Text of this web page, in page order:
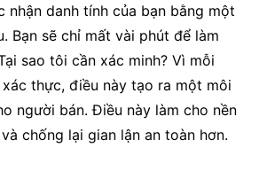
nhận danh tính của bạn bằng một
Bạn sẽ chỉ mất vài phút để làm
sao tôi cần xác minh? Vì mỗi
thực, điều này tạo ra một môi
người bán. Điều này làm cho nền
chống lại gian lận an toàn hơn.